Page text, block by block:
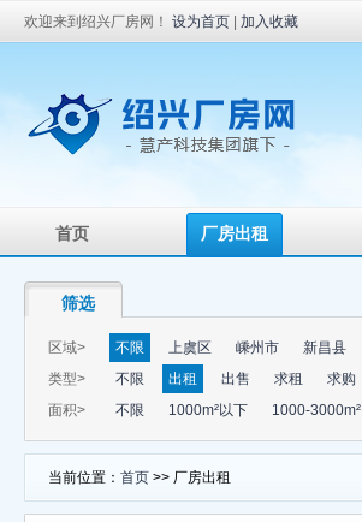
欢迎来到绍兴厂房网！ 设为首页 加入收藏
首页 厂房出租
筛选
区域> 不限 上虞区 嵊州市 新昌县
类型>
不限 出租 出售 求租
求购
面积>
不限 1000m²以下 1000-3000m²
当前位置： 首页 >> 厂房出租